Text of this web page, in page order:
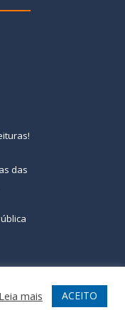
!
das
Leia mais ACEITO